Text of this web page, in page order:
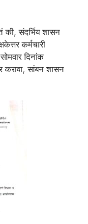
की, संदर्भिय शासन
कर्मचारी
दिनांक
करावा, सांबन शासन